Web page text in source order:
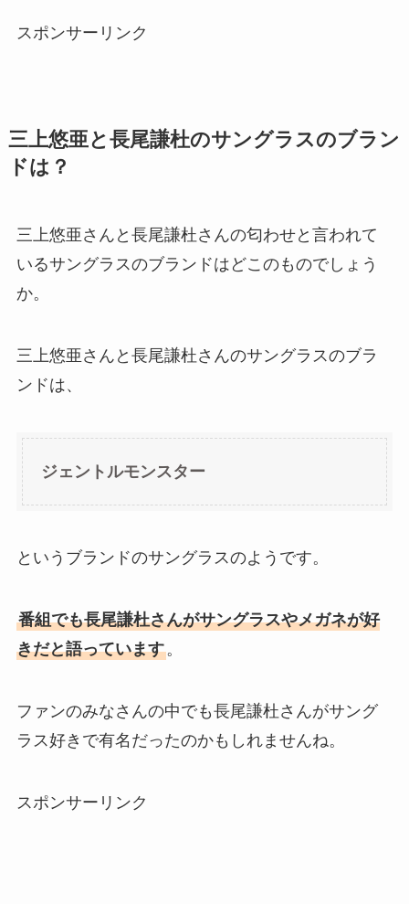
スポンサーリンク
三上悠亜と長尾謙杜のサングラスのブラン
ドは？
三上悠亜さんと長尾謙杜さんの匂わせと言われて
いるサングラスのブランドはどこのものでしょう
か。
三上悠亜さんと長尾謙杜さんのサングラスのブラ
ンドは、
ジェントルモンスター
というブランドのサングラスのようです。
番組でも長尾謙杜さんがサングラスやメガネが好
きだと語っています。
ファンのみなさんの中でも長尾謙杜さんがサング
ラス好きで有名だったのかもしれませんね。
スポンサーリンク